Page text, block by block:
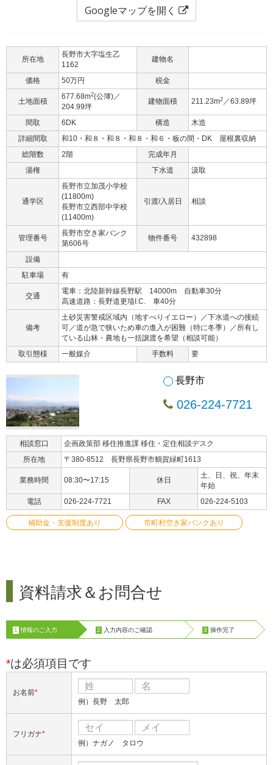
Googleマップを開く
所在地
長野市大字塩生乙
1162
建物名
価格 50万円 税金
土地面積
677.68m2(公簿)／
204.99坪
建物面積 211.23m2 ／63.89坪
間取 6DK 構造
木造
詳細間取
和10・和８・和８・和８・和６・板の間・DK 屋根裏収納
総階数
2階
完成年月
湯権
下水道 汲取
通学区
長野市立加茂小学校
(11800m)
長野市立西部中学校
(11400m)
引渡/入居日 相談
管理番号
長野市空き家バンク
第606号
物件番号 432898
設備
駐車場
有
交通
電車：北陸新幹線長野駅 14000m 自動車30分
高速道路：長野道更埴I.C. 車40分
備考
土砂災害警戒区域内（地すべりイエロー）／下水道への接続
可／道が急で狭いため車の進入が困難（特に冬季）／所有し
ている山林・農地も一括譲渡を希望（相談可能）
取引態様
一般媒介 手数料 要
長野市
026-224-7721
相談窓口
企画政策部 移住推進課 移住・定住相談デスク
所在地
〒380-8512 長野県長野市鶴賀緑町1613
業務時間 08:30〜17:15 休日
土、日、祝、年末
年始
電話
026-224-7721 FAX 026-224-5103
補助金・支援制度あり 市町村空き家バンクあり
資料請求＆お問合せ
1 情報のご入力 2 入力内容のご確認 3 操作完了
*は必須項目です
お名前*
例）長野 太郎
フリガナ*
例）ナガノ タロウ